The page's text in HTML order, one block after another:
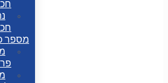
מספר